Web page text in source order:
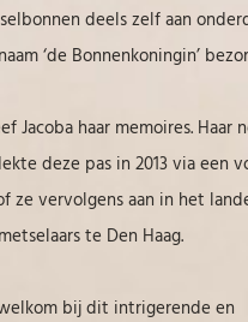
deels zelf aan
‘de Bonnenkoningin’
Jacoba haar memoires. Haar
deze pas in 2013 via een
ze vervolgens aan in het
te Den Haag.
bij dit intrigerende en